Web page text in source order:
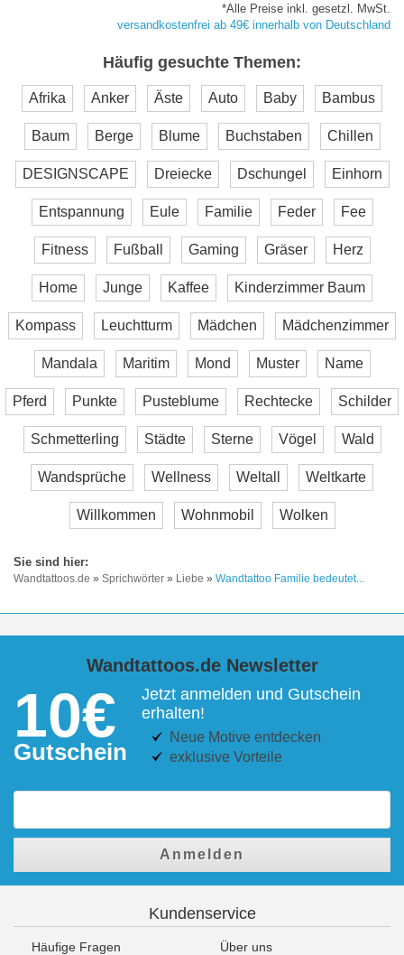
*Alle Preise inkl. gesetzl. MwSt.
versandkostenfrei ab 49€ innerhalb von Deutschland
Häufig gesuchte Themen:
Afrika Anker Äste Auto Baby Bambus
Baum Berge Blume Buchstaben Chillen
DESIGNSCAPE Dreiecke Dschungel Einhorn
Entspannung Eule Familie Feder Fee
Fitness Fußball Gaming Gräser Herz
Home Junge Kaffee Kinderzimmer Baum
Kompass Leuchtturm Mädchen Mädchenzimmer
Mandala Maritim Mond Muster Name
Pferd Punkte Pusteblume Rechtecke Schilder
Schmetterling Städte Sterne Vögel Wald
Wandsprüche Wellness Weltall Weltkarte
Willkommen Wohnmobil Wolken
Wandtattoos.de » Sprichwörter » Liebe » Wandtattoo Familie bedeutet...
Wandtattoos.de Newsletter
10€
Gutschein
Jetzt anmelden und Gutschein
erhalten!
Neue Motive entdecken
exklusive Vorteile
Anmelden
Kundenservice
Häufige Fragen
Über uns